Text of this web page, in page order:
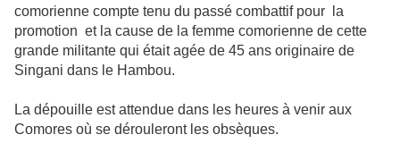
comorienne compte tenu du passé combattif pour
la
promotion et la cause de la femme comorienne de cette
grande militante qui était agée de 45 ans originaire de
Singani dans le Hambou.
La dépouille est attendue dans les heures à venir aux
Comores où se dérouleront les obsèques.